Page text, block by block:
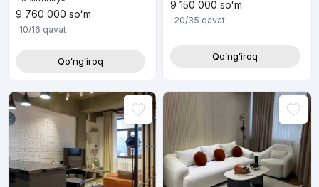
9 760 000 soʻm
10/16 qavat
Qoʻngʻiroq
9 150 000 soʻm
20/35 qavat
Qoʻngʻiroq